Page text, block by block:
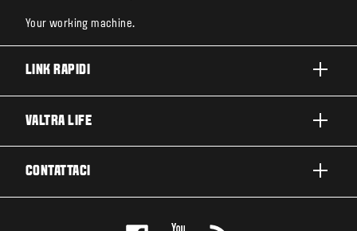
Your working machine.
LINK RAPIDI
TECNOLOGIE VALTRA
VALTRA LIFE
CONTATTACI